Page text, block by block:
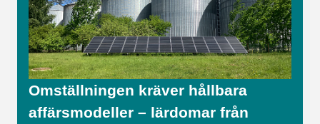
Omställningen kräver hållbara
affärsmodeller – lärdomar från